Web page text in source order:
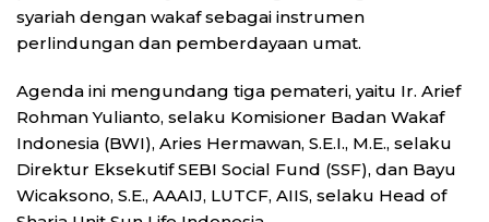
syariah dengan wakaf sebagai instrumen
perlindungan dan pemberdayaan umat.
Agenda ini mengundang tiga pemateri, yaitu Ir. Arief
Rohman Yulianto, selaku Komisioner Badan Wakaf
Indonesia (BWI), Aries Hermawan, S.E.I., M.E., selaku
Direktur Eksekutif SEBI Social Fund (SSF), dan Bayu
Wicaksono, S.E., AAAIJ, LUTCF, AIIS, selaku Head of